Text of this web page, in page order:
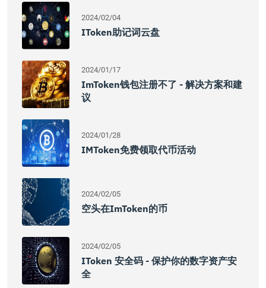
2024/02/04
IToken助记词云盘
2024/01/17
ImToken钱包注册不了 - 解决方案和建
议
2024/01/28
IMToken免费领取代币活动
2024/02/05
空头在imToken的币
2024/02/05
IToken 安全码 - 保护你的数字资产安
全